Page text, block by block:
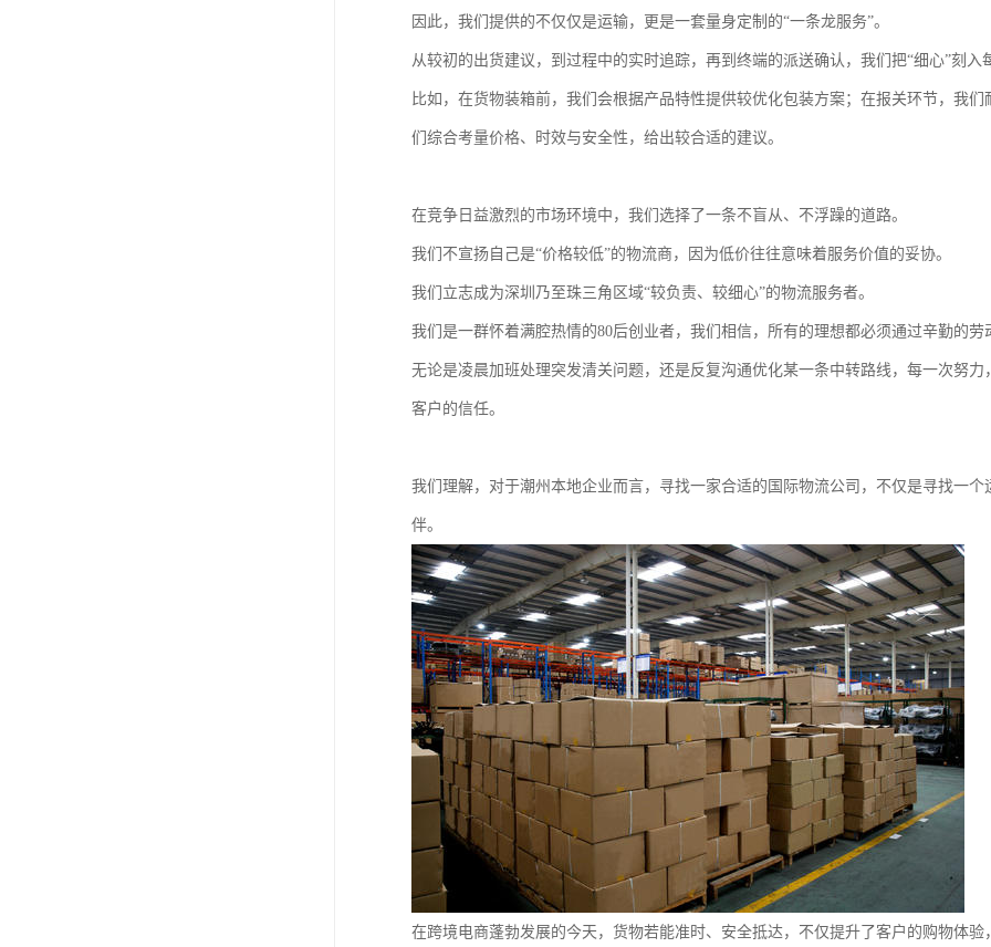
因此，我们提供的不仅仅是运输，更是一套量身定制的“一条龙服务”。
从较初的出货建议，到过程中的实时追踪，再到终端的派送确认，我们把“细心”刻入
比如，在货物装箱前，我们会根据产品特性提供较优化包装方案；在报关环节，我
们综合考量价格、时效与安全性，给出较合适的建议。
在竞争日益激烈的市场环境中，我们选择了一条不盲从、不浮躁的道路。
我们不宣扬自己是“价格较低”的物流商，因为低价往往意味着服务价值的妥协。
我们立志成为深圳乃至珠三角区域“较负责、较细心”的物流服务者。
我们是一群怀着满腔热情的80后创业者，我们相信，所有的理想都必须通过辛勤的劳
无论是凌晨加班处理突发清关问题，还是反复沟通优化某一条中转路线，每一次努
客户的信任。
我们理解，对于潮州本地企业而言，寻找一家合适的国际物流公司，不仅是寻找一
伴。
在跨境电商蓬勃发展的今天，货物若能准时、安全抵达，不仅提升了客户的购物体